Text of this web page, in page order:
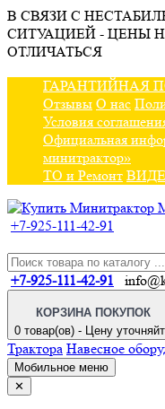
В СВЯЗИ С
СИТУАЦИЕЙ - ЦЕНЫ
ОТЛИЧАТЬСЯ
ГАРАНТИЙНАЯ
Отзывы О нас
Условия
Официальная
минитрактор»
ТО и Ремонт
+7-925-111-42-91
+7-925-111-42-91
КОРЗИНА ПОКУПОК
0 товар(ов) - Цену
Трактора Навесное
Мобильное меню
✕